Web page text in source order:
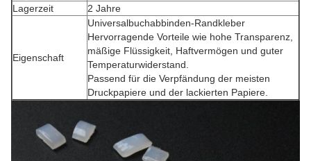
Lagerzeit
2 Jahre
Eigenschaft
Universalbuchabbinden-Randkleber
Hervorragende Vorteile wie hohe Transparenz,
mäßige Flüssigkeit, Haftvermögen und guter
Temperaturwiderstand.
Passend für die Verpfändung der meisten
Druckpapiere und der lackierten Papiere.